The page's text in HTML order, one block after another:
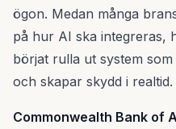
ögon. Medan många
på hur AI ska integreras,
börjat rulla ut system
och skapar skydd i realtid.
Commonwealth Bank of